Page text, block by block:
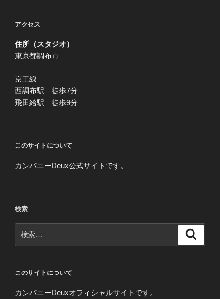
アクセス
住所（スタジオ）
東京都調布市
京王線
西調布駅 徒歩7分
飛田給駅 徒歩9分
このサイトについて
カンパニーDeux公式サイトです。
検索
索:
このサイトについて
カンパニーDeuxオフィシャルサイトです。